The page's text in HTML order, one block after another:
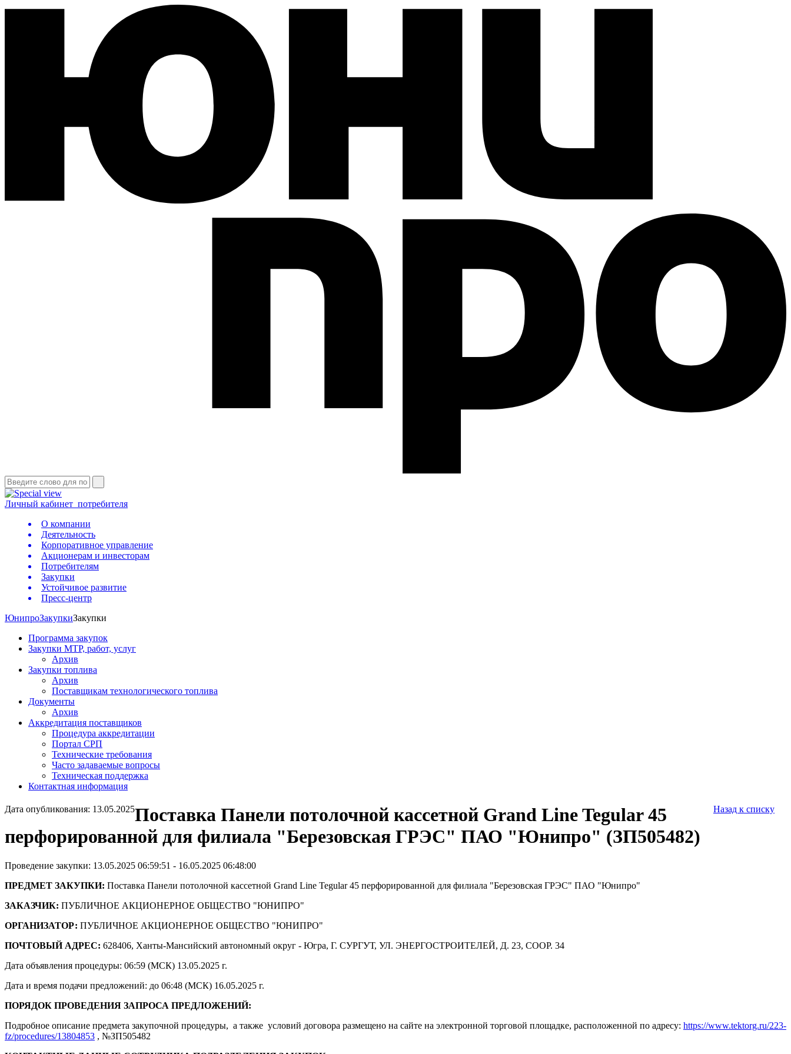
Личный кабинет потребителя
О компании
Деятельность
Корпоративное управление
Акционерам и инвесторам
Потребителям
Закупки
Устойчивое развитие
Пресс-центр
ЮнипроЗакупкиЗакупки
Программа закупок
Закупки МТР, работ, услуг
Архив
Закупки топлива
Архив
Поставщикам технологического топлива
Документы
Архив
Аккредитация поставщиков
Процедура аккредитации
Портал СРП
Технические требования
Часто задаваемые вопросы
Техническая поддержка
Контактная информация
Дата опубликования: 13.05.2025 Назад к списку
Поставка Панели потолочной кассетной Grand Line Tegular 45
перфорированной для филиала "Березовская ГРЭС" ПАО "Юнипро" (ЗП505482)
Проведение закупки: 13.05.2025 06:59:51 - 16.05.2025 06:48:00
ПРЕДМЕТ ЗАКУПКИ: Поставка Панели потолочной кассетной Grand Line Tegular 45 перфорированной для филиала "Березовская ГРЭС" ПАО "Юнипро"
ЗАКАЗЧИК: ПУБЛИЧНОЕ АКЦИОНЕРНОЕ ОБЩЕСТВО "ЮНИПРО"
ОРГАНИЗАТОР: ПУБЛИЧНОЕ АКЦИОНЕРНОЕ ОБЩЕСТВО "ЮНИПРО"
ПОЧТОВЫЙ АДРЕС: 628406, Ханты-Мансийский автономный округ - Югра, Г. СУРГУТ, УЛ. ЭНЕРГОСТРОИТЕЛЕЙ, Д. 23, СООР. 34
Дата объявления процедуры: 06:59 (МСК) 13.05.2025 г.
Дата и время подачи предложений: до 06:48 (МСК) 16.05.2025 г.
ПОРЯДОК ПРОВЕДЕНИЯ ЗАПРОСА ПРЕДЛОЖЕНИЙ:
Подробное описание предмета закупочной процедуры, а также условий договора размещено на сайте на электронной торговой площадке, расположенной по адресу: https://www.tektorg.ru/223-
fz/procedures/13804853 , №ЗП505482